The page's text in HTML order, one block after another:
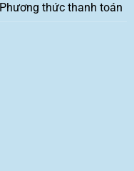
Phương thức thanh toán